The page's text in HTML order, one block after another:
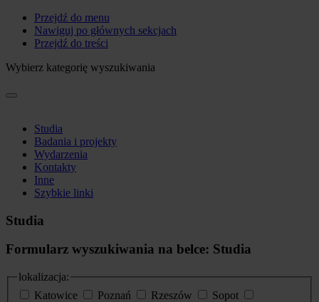
Przejdź do menu
Nawiguj po głównych sekcjach
Przejdź do treści
Wybierz kategorię wyszukiwania
Studia
Badania i projekty
Wydarzenia
Kontakty
Inne
Szybkie linki
Studia
Formularz wyszukiwania na belce: Studia
lokalizacja:
Katowice
Poznań Rzeszów
Sopot